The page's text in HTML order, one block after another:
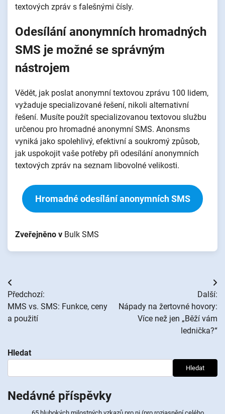
textových zpráv s falešnými čísly.
Odesílání anonymních hromadných
SMS je možné se správným
nástrojem
Vědět, jak poslat anonymní textovou zprávu 100 lidem,
vyžaduje specializované řešení, nikoli alternativní
řešení. Musíte použít specializovanou textovou službu
určenou pro hromadné anonymní SMS. Anonsms
vyniká jako spolehlivý, efektivní a soukromý způsob,
jak uspokojit vaše potřeby při odesílání anonymních
textových zpráv na seznam libovolné velikosti.
Hromadné odesílání anonymních SMS
Zveřejněno v Bulk SMS
Navigace
pro
příspěvek
Předchozí:
MMS vs. SMS: Funkce, ceny
a použití
Další:
Nápady na žertovné hovory:
Více než jen „Běží vám
lednička?“
Hledat
Hledat
Nedávné příspěvky